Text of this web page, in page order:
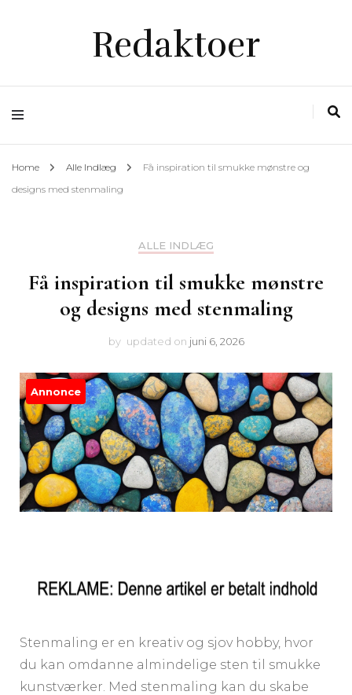
Redaktoer
Home Alle Indlæg
Få inspiration til smukke mønstre og
designs med stenmaling
ALLE INDLÆG
Få inspiration til smukke mønstre
og designs med stenmaling
by updated on juni 6, 2026
Annonce
Stenmaling er en kreativ og sjov hobby, hvor
du kan omdanne almindelige sten til smukke
kunstværker. Med stenmaling kan du skabe